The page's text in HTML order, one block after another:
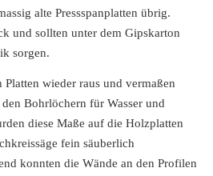
alte Pressspanplatten übrig.
und sollten unter dem Gipskarton
sorgen.
wieder raus und vermaßen
Bohrlöchern für Wasser und
diese Maße auf die Holzplatten
fein säuberlich
konnten die Wände an den Profilen